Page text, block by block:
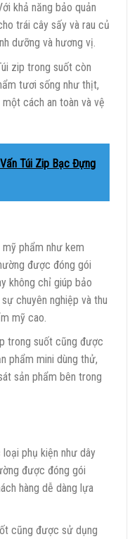
khả năng bảo quản
trái cây sấy và rau củ
dưỡng và hương vị.
zip trong suốt còn
tươi sống như thịt,
cách an toàn và vệ
Túi Zip Bạc Đựng
phẩm như kem
được đóng gói
không chỉ giúp bảo
chuyên nghiệp và thu
mỹ cao.
trong suốt cũng được
phẩm mini dùng thử,
sản phẩm bên trong
phụ kiện như dây
được đóng gói
hàng dễ dàng lựa
cũng được sử dụng